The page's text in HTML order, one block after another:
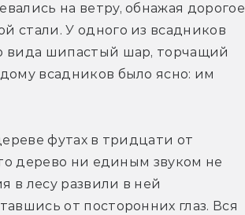
на ветру, обнажая дорогое
стали. У одного из всадников
вида шипастый шар, торчащий
всадников было ясно: им
футах в тридцати от
дерево ни единым звуком не
в лесу развили в ней
от посторонних глаз. Вся